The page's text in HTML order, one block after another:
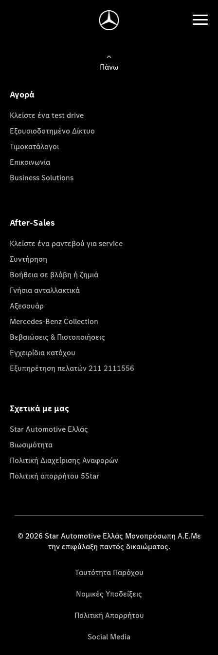
Πάνω
Αγορά
Κλείστε ένα test drive
Εξουσιοδοτημένο Δίκτυο
Τιμοκατάλογοι
Επικοινωνία
Business Solutions
After-Sales
Κλείστε ένα ραντεβού για service
Συντήρηση
Βοήθεια σε βλάβη ή ζημιά
Γνήσια ανταλλακτικά
Αξεσουάρ
Mercedes-Benz Collection
Βεβαιώσεις & Πιστοποιήσεις
Εγχειρίδια κατόχου
Εξυπηρέτηση πελατών 211 2111556
Σχετικά με μας
Star Automotive Ελλάς
Βιωσιμότητα
Πολιτική Διαχείρισης Αναφορών
Πολιτική απορρήτου 5Star
© 2026 Star Automotive Ελλάς Μονοπρόσωπη Α.Ε.Με
την επιφύλαξη παντός δικαιώματος.
Ταυτότητα Παρόχου
Νομικές Υποδείξεις
Πολιτική Απορρήτου
Social Media